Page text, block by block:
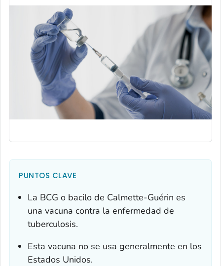
PUNTOS CLAVE
La BCG o bacilo de Calmette-Guérin es
una vacuna contra la enfermedad de
tuberculosis.
Esta vacuna no se usa generalmente en los
Estados Unidos.